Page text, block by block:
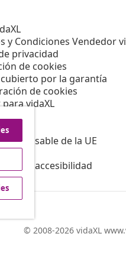
y Condiciones Vendedor
privacidad
de cookies
por la garantía
de cookies
vidaXL
de la UE
EPR
de accesibilidad
© 2008-2026 vidaXL